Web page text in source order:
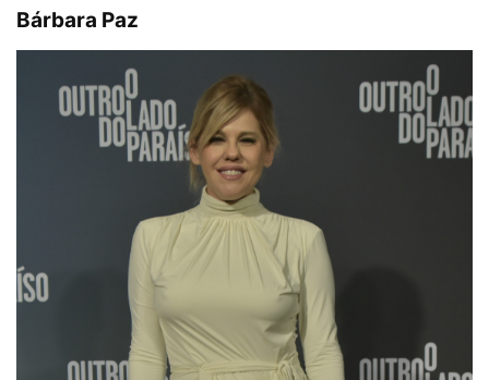
Bárbara Paz